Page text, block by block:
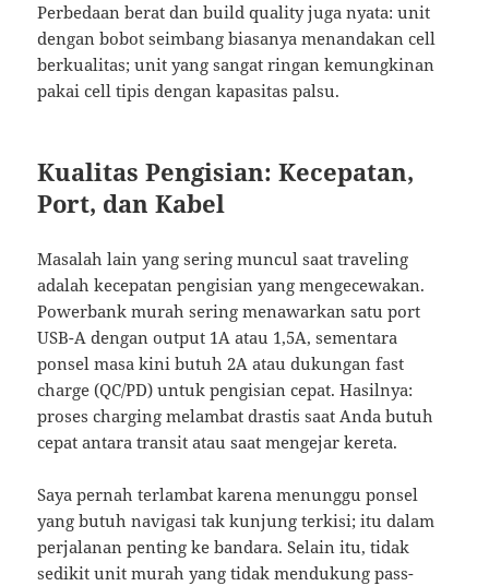
Perbedaan berat dan build quality juga nyata: unit
dengan bobot seimbang biasanya menandakan cell
berkualitas; unit yang sangat ringan kemungkinan
pakai cell tipis dengan kapasitas palsu.
Kualitas Pengisian: Kecepatan,
Port, dan Kabel
Masalah lain yang sering muncul saat traveling
adalah kecepatan pengisian yang mengecewakan.
Powerbank murah sering menawarkan satu port
USB-A dengan output 1A atau 1,5A, sementara
ponsel masa kini butuh 2A atau dukungan fast
charge (QC/PD) untuk pengisian cepat. Hasilnya:
proses charging melambat drastis saat Anda butuh
cepat antara transit atau saat mengejar kereta.
Saya pernah terlambat karena menunggu ponsel
yang butuh navigasi tak kunjung terkisi; itu dalam
perjalanan penting ke bandara. Selain itu, tidak
sedikit unit murah yang tidak mendukung pass-